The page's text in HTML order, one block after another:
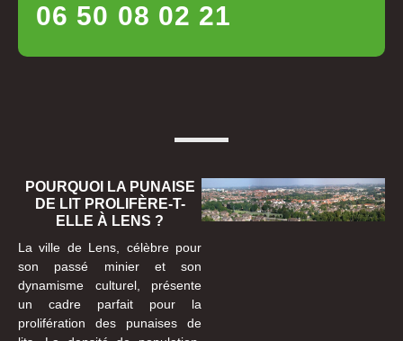
06 50 08 02 21
POURQUOI LA PUNAISE
DE LIT PROLIFÈRE-T-
ELLE À LENS ?
La ville de Lens, célèbre pour
son passé minier et son
dynamisme culturel, présente
un cadre parfait pour la
prolifération des punaises de